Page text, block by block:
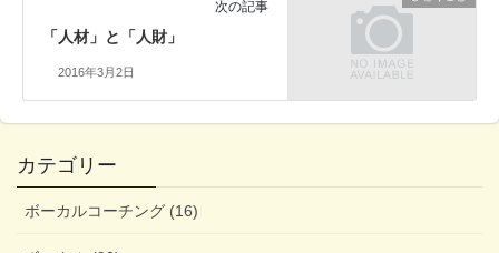
次の記事
「人材」と「人財」
2016年3月2日
カテゴリー
ボーカルコーチング (16)